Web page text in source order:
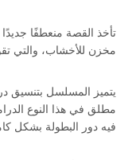
تأخذ القصة منعطفًا
مخزن للأخشاب، والتي
يتميز المسلسل بتنسيق
مطلق في هذا النوع
فيه دور البطولة بشكل